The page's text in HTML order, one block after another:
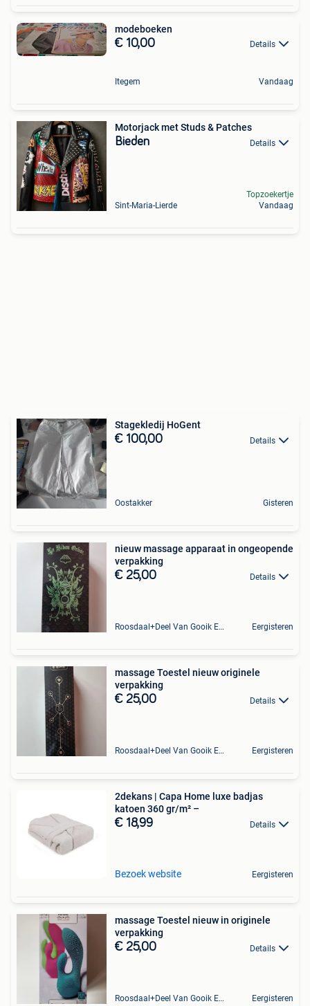
modeboeken
€ 10,00 Details
Itegem Vandaag
Motorjack met Studs & Patches
Bieden Details
Sint-Maria-Lierde
Topzoekertje
Vandaag
Stagekledij HoGent
€ 100,00 Details
Oostakker Gisteren
nieuw massage apparaat in ongeopende
verpakking
€ 25,00 Details
Roosdaal+Deel Van Gooik En Sint-Kwintens-Lennik Eergisteren
massage Toestel nieuw originele
verpakking
€ 25,00 Details
Roosdaal+Deel Van Gooik En Sint-Kwintens-Lennik Eergisteren
2dekans | Capa Home luxe badjas
katoen 360 gr/m² –
€ 18,99 Details
Bezoek website Eergisteren
massage Toestel nieuw in originele
verpakking
€ 25,00 Details
Roosdaal+Deel Van Gooik En Sint-Kwintens-Lennik Eergisteren